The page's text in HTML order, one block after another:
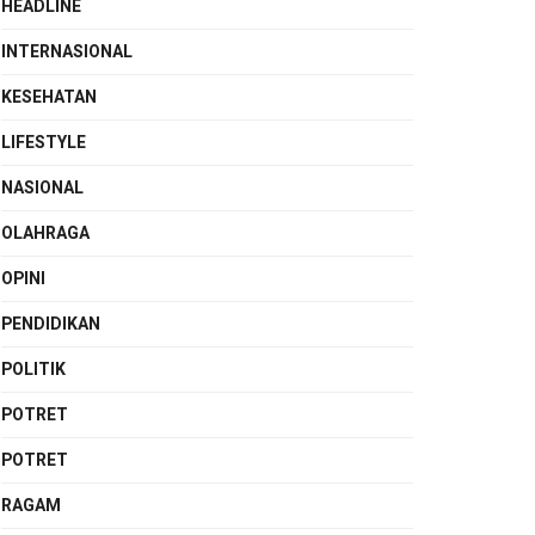
HEADLINE
INTERNASIONAL
KESEHATAN
LIFESTYLE
NASIONAL
OLAHRAGA
OPINI
PENDIDIKAN
POLITIK
POTRET
POTRET
RAGAM